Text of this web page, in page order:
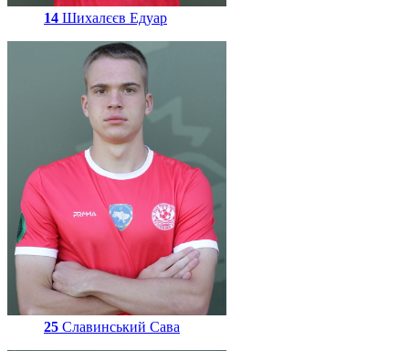
14 Шихалєєв Едуар
25 Славинський Сава